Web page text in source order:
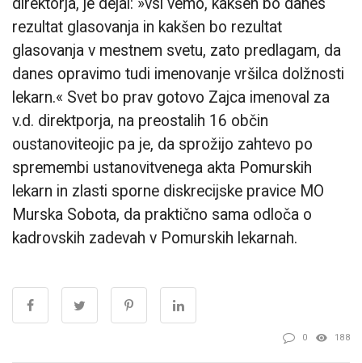
rezultat glasovanja in kakšen bo rezultat
glasovanja v mestnem svetu, zato predlagam, da
danes opravimo tudi imenovanje vršilca dolžnosti
lekarn.« Svet bo prav gotovo Zajca imenoval za
v.d. direktporja, na preostalih 16 občin
oustanoviteojic pa je, da sprožijo zahtevo po
spremembi ustanovitvenega akta Pomurskih
lekarn in zlasti sporne diskrecijske pravice MO
Murska Sobota, da praktično sama odloča o
kadrovskih zadevah v Pomurskih lekarnah.
0 188